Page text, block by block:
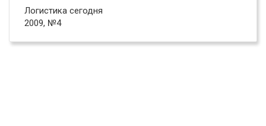
Логистика сегодня
2009, №4